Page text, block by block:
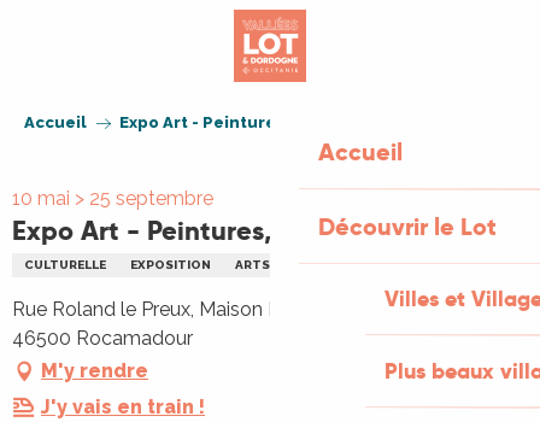
Accueil
Découvrir le Lot
Villes et
Plus beaux
Accueil Expo Art - Peintures, Sculpture, Gravures
10 mai > 25 septembre
Expo Art - Peintures, Sculpture, Gravures
CULTURELLE EXPOSITION ARTS PEINTURE SCULPTURE
Rue Roland le Preux, Maison Mazot, Rue Roland le Preux,
46500 Rocamadour
M'y rendre
J'y vais en train !